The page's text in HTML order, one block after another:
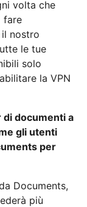
volta che
fare
nostro
le tue
solo
la VPN
di documenti a
gli utenti
per
Documents,
più